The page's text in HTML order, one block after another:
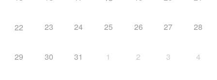
22 23 24 25 26 27 28
29 30 31 1 2 3 4